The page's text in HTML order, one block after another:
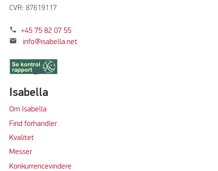
CVR: 87619117
phone +45 75 82 07 55
mail info@isabella.net
Isabella
Om Isabella
Find forhandler
Kvalitet
Messer
Konkurrencevindere